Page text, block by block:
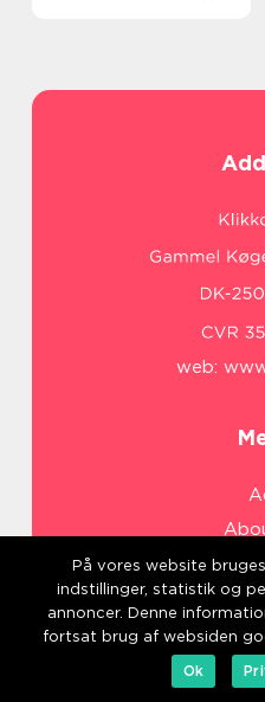
web:
På vores website
indstillinger, statistik og
annoncer. Denne
fortsat brug af websiden
Ok